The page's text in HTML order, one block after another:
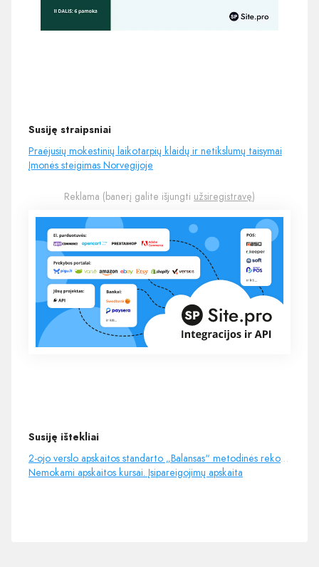
Susiję straipsniai
Praėjusių mokestinių laikotarpių klaidų ir netikslumų taisymai
Įmonės steigimas Norvegijoje
Reklama (banerį galite išjungti užsiregistravę)
Susiję ištekliai
2-ojo verslo apskaitos standarto „Balansas“ metodinės rekomendacijos
Nemokami apskaitos kursai . Įsipareigojimų apskaita